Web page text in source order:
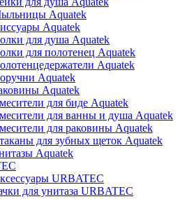
Aquatek
Aquatek
для душа Aquatek
для полотенец Aquatek
Aquatek
Aquatek
Aquatek
для биде Aquatek
для ванны и душа Aquatek
для раковины Aquatek
для зубных щеток Aquatek
Aquatek
URBATEC
для унитаза URBATEC